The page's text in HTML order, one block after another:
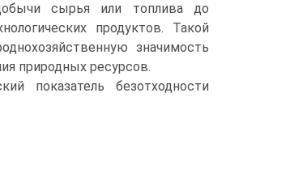
сырья или топлива до
продуктов. Такой
значимость
природных ресурсов.
показатель безотходности